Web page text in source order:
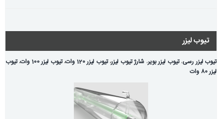
تیوب لیزر
تیوب لیزر رسی،تیوب لیزر بویر، شارژ تیوب لیزر،تیوب لیزر 120 وات ،تیوب لیزر 100 وات ،تیوب
لیزر 80 وات